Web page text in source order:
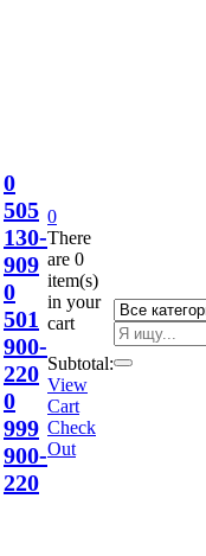
0
505
130-
909
0
501
900-
220
0
999
900-
220
0
There
are 0
item(s)
in your
cart
Subtotal:
View
Cart
Check
Out